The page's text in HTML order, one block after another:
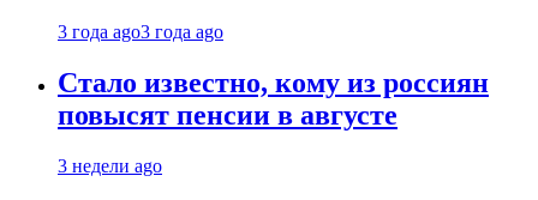
3 года ago3 года ago
Стало известно, кому из россиян
повысят пенсии в августе
3 недели ago